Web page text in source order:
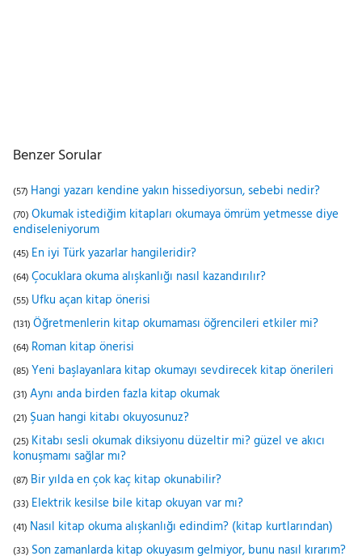
Benzer Sorular
(57) Hangi yazarı kendine yakın hissediyorsun, sebebi nedir?
(70) Okumak istediğim kitapları okumaya ömrüm yetmesse diye
endiseleniyorum
(45) En iyi Türk yazarlar hangileridir?
(64) Çocuklara okuma alışkanlığı nasıl kazandırılır?
(55) Ufku açan kitap önerisi
(131) Öğretmenlerin kitap okumaması öğrencileri etkiler mi?
(64) Roman kitap önerisi
(85) Yeni başlayanlara kitap okumayı sevdirecek kitap önerileri
(31) Aynı anda birden fazla kitap okumak
(21) Şuan hangi kitabı okuyosunuz?
(25) Kitabı sesli okumak diksiyonu düzeltir mi? güzel ve akıcı
konuşmamı sağlar mı?
(87) Bir yılda en çok kaç kitap okunabilir?
(33) Elektrik kesilse bile kitap okuyan var mı?
(41) Nasıl kitap okuma alışkanlığı edindim? (kitap kurtlarından)
(33) Son zamanlarda kitap okuyasım gelmiyor, bunu nasıl kırarım?